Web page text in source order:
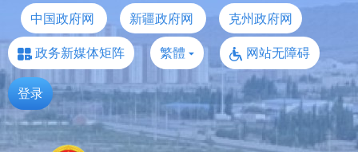
中国政府网 新疆政府网
克州政府网
政务新媒体矩阵
繁體 网站无障碍
登录